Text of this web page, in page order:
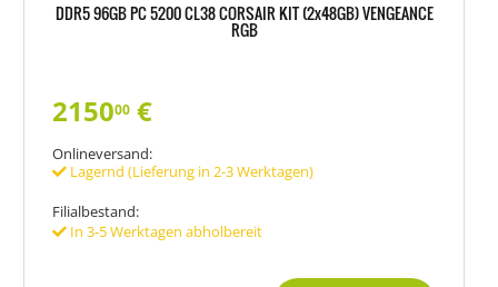
DDR5 96GB PC 5200 CL38 CORSAIR KIT (2x48GB) VENGEANCE
RGB
215000 €
Onlineversand:
Lagernd (Lieferung in 2-3 Werktagen)
Filialbestand:
In 3-5 Werktagen abholbereit